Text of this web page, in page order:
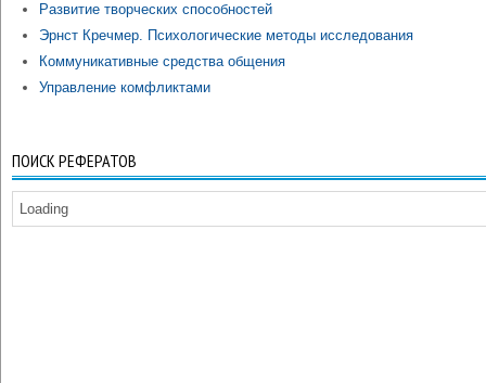
Развитие творческих способностей
Эрнст Кречмер. Психологические методы исследования
Коммуникативные средства общения
Управление комфликтами
ПОИСК РЕФЕРАТОВ
Loading